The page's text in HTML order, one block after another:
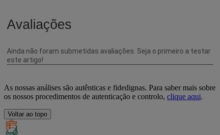
As nossas análises são autênticas e fidedignas. Para saber mais sobre
os nossos procedimentos de autenticação e controlo, clique aqui.
Voltar ao topo